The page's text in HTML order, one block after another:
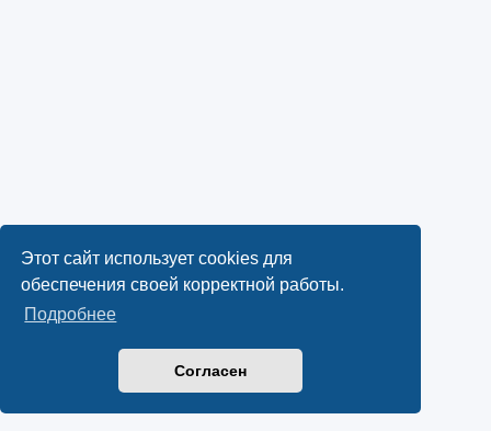
Этот сайт использует cookies для
обеспечения своей корректной работы.
Подробнее
Согласен